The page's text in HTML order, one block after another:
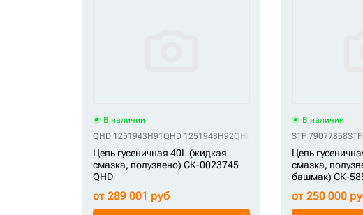
В наличии
QHD 1251943H91QHD 1251943H92QHD 787150020QHD
Цепь гусеничная 40L (жидкая
смазка, полузвено) СК-0023745
QHD
от 289 001 руб
В наличии
STF 79077858
Цепь
смазка,
башмак) СК-
от 250 000